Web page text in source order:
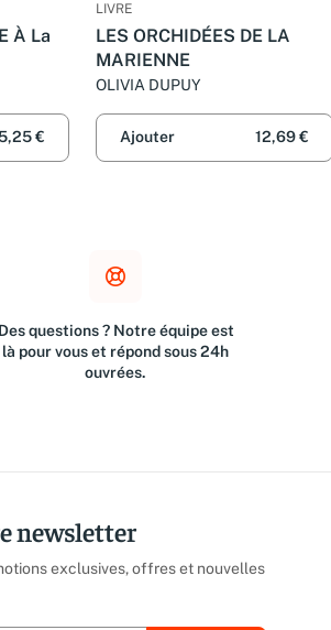
À La
€
LIVRE
LES ORCHIDÉES DE LA
MARIENNE
OLIVIA DUPUY
Ajouter 12,69 €
Des questions ? Notre équipe est
là pour vous et répond sous 24h
ouvrées.
newsletter
exclusives, offres et nouvelles